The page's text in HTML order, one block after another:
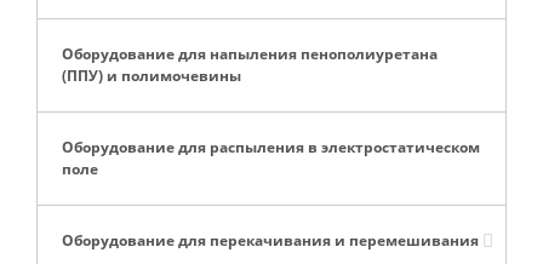
Оборудование для напыления пенополиуретана
(ППУ) и полимочевины
Оборудование для распыления в электростатическом
поле
Оборудование для перекачивания и перемешивания